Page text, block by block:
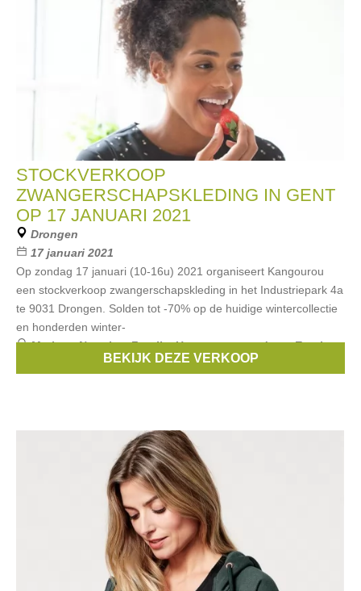
STOCKVERKOOP
ZWANGERSCHAPSKLEDING IN GENT
OP 17 JANUARI 2021
Drongen
17 januari 2021
Op zondag 17 januari (10-16u) 2021 organiseert Kangourou
een stockverkoop zwangerschapskleding in het Industriepark 4a
te 9031 Drongen. Solden tot -70% op de huidige wintercollectie
en honderden winter-
Merken:Noppies,Fragile,Un ventre pour deux,Esprit
, ...
BEKIJK DEZE VERKOOP